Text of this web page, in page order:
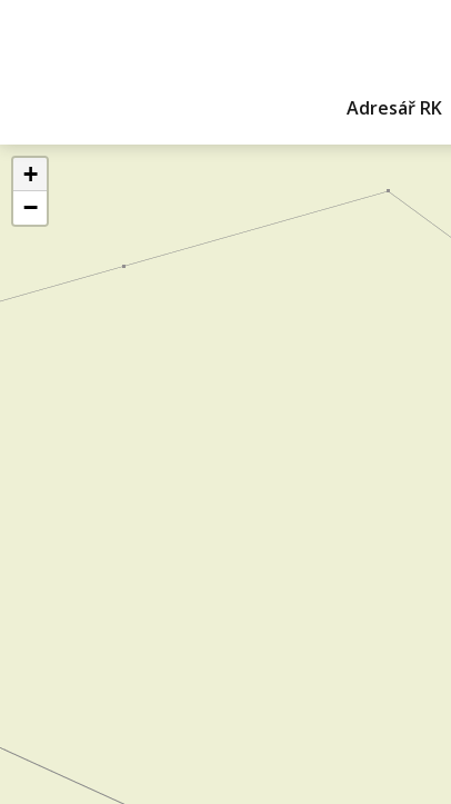
Adresář RK
+
−